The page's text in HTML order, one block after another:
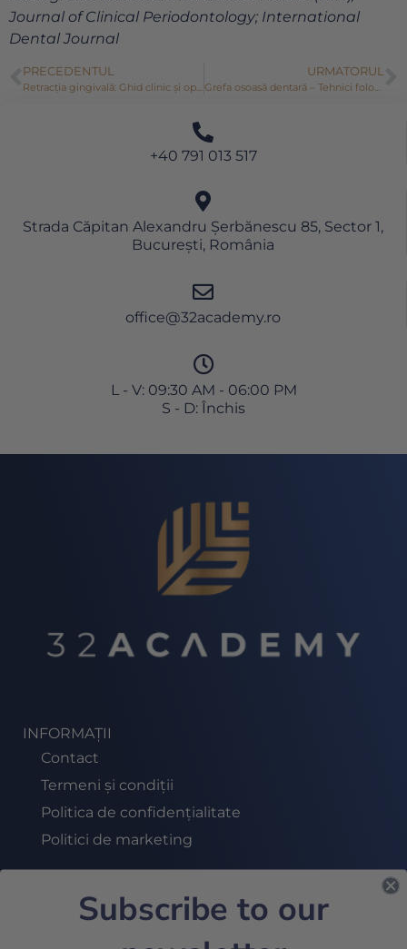
Journal of Clinical Periodontology; International
Dental Journal
PRECEDENTUL
Retracția gingivală: Ghid clinic și opțiuni de tratament
URMATORUL
Grefa osoasă dentară – Tehnici folosite în adiția de os dentar
+40 791 013 517
Strada Căpitan Alexandru Șerbănescu 85, Sector 1,
București, România
office@32academy.ro
L - V: 09:30 AM - 06:00 PM
S - D: Închis
INFORMAȚII
Contact
Termeni și condiții
Politica de confidențialitate
Politici de marketing
ABONEAZĂ-TE LA NEWSLETTER
Subscribe to our